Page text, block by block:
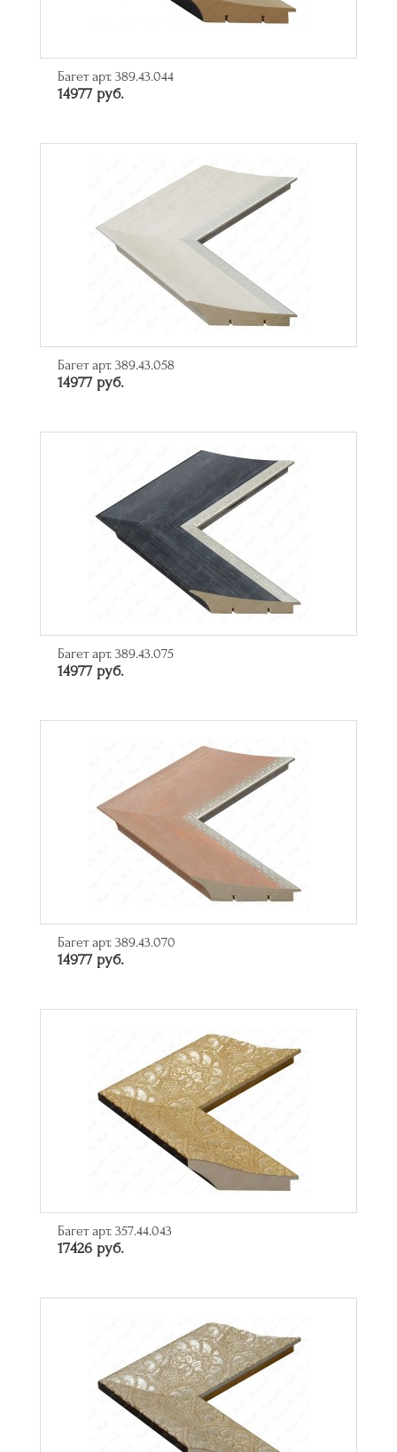
Багет арт. 389.43.044
14977 руб.
Багет арт. 389.43.058
14977 руб.
Багет арт. 389.43.075
14977 руб.
Багет арт. 389.43.070
14977 руб.
Багет арт. 357.44.043
17426 руб.